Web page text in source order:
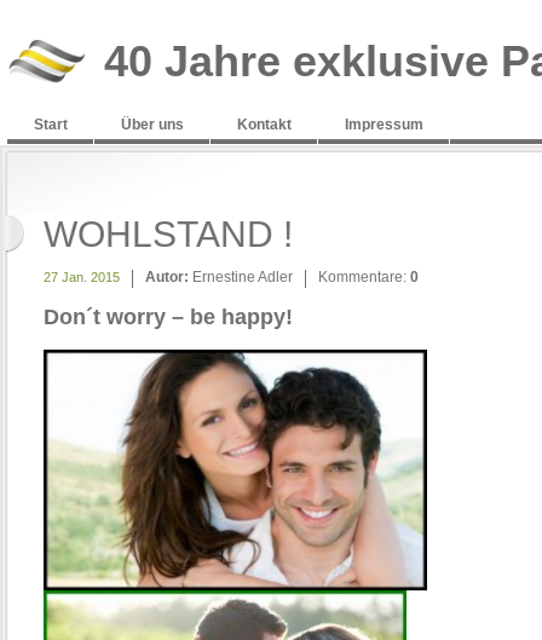
40 Jahre exklusive
Start Über uns Kontakt Impressum
WOHLSTAND !
27 Jan. 2015 Autor: Ernestine Adler Kommentare: 0
Don´t worry – be happy!